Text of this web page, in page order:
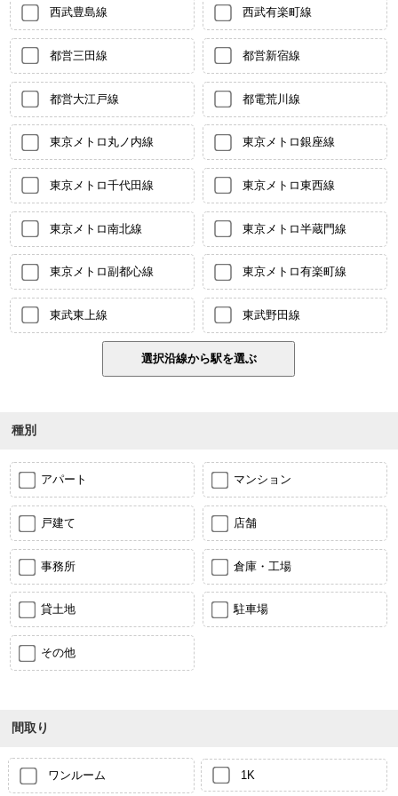
西武豊島線 西武有楽町線
都営三田線 都営新宿線
都営大江戸線 都電荒川線
東京メトロ丸ノ内線 東京メトロ銀座線
東京メトロ千代田線 東京メトロ東西線
東京メトロ南北線 東京メトロ半蔵門線
東京メトロ副都心線 東京メトロ有楽町線
東武東上線 東武野田線
種別
アパート マンション
戸建て 店舗
事務所 倉庫・工場
貸土地 駐車場
その他
間取り
ワンルーム 1K